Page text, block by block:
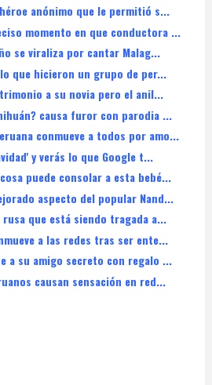
anónimo que le permitió s...
momento en que conductora ...
se viraliza por cantar Malag...
que hicieron un grupo de per...
a su novia pero el anil...
causa furor con parodia ...
conmueve a todos por amo...
y verás lo que Google t...
puede consolar a esta bebé...
aspecto del popular Nand...
rusa que está siendo tragada a...
a las redes tras ser ente...
a su amigo secreto con regalo ...
causan sensación en red...